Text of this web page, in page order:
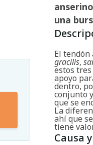
una
El tendón
gracilis,
estos
apoyo
dentro,
conjunto
que se
La
ahí que
tiene
Causa